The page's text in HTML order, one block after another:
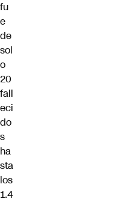
fu
e
de
sol
o
20
fall
eci
do
s
ha
sta
los
1.4